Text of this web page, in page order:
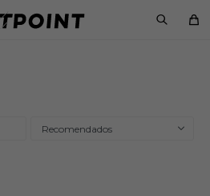
Recomendados